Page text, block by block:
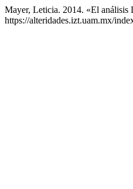
Mayer, Leticia. 2014. «El
https://alteridades.izt.uam.mx/